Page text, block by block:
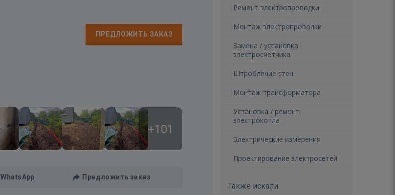
ПРЕДЛОЖИТЬ ЗАКАЗ
+101
WhatsApp Предложить заказ
Ремонт электропроводки
Монтаж электропроводки
Замена / установка
электросчетчика
Штробление стен
Монтаж трансформатора
Установка / ремонт
электрокотла
Электрические измерения
Проектирование электросетей
Также искали